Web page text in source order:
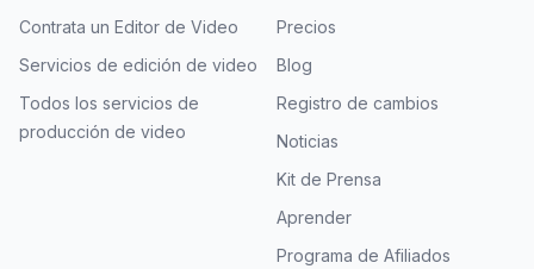
Contrata un Editor de Video
Servicios de edición de video
Todos los servicios de
producción de video
Precios
Blog
Registro de cambios
Noticias
Kit de Prensa
Aprender
Programa de Afiliados